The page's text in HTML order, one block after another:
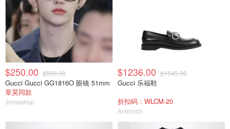
$250.00 $560.00
Gucci Gucci GG1816O 眼镜 51mm
章昊同款
Jomashop
$1236.00 $1545.00
Gucci 乐福鞋
折扣码：WLCM-20
Antonioli